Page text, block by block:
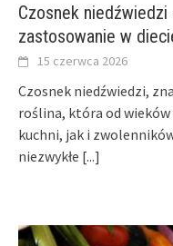
Czosnek
zastosowanie w
15 czerwca 2026
Czosnek niedźwiedzi,
roślina, która od
kuchni, jak i
niezwykłe [...]